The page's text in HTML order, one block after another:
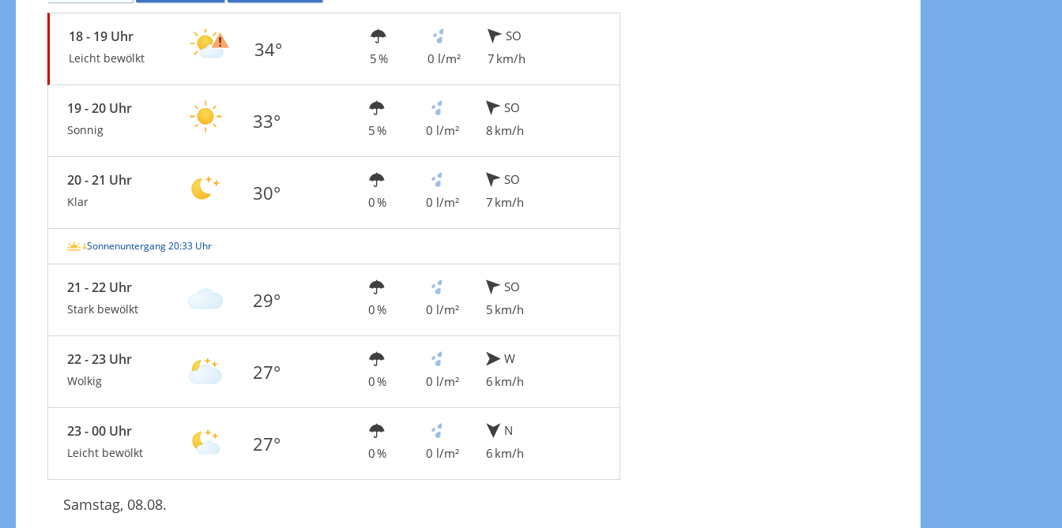
18 - 19 Uhr
Leicht bewölkt 34° 5 % 0 l/m²
SO
7 km/h
19 - 20 Uhr
Sonnig 33° 5 % 0 l/m²
SO
8 km/h
20 - 21 Uhr
Klar 30° 0 % 0 l/m²
SO
7 km/h
Sonnenuntergang 20:33 Uhr
21 - 22 Uhr
Stark bewölkt 29° 0 % 0 l/m²
SO
5 km/h
22 - 23 Uhr
Wolkig 27° 0 % 0 l/m²
W
6 km/h
23 - 00 Uhr
Leicht bewölkt 27° 0 % 0 l/m²
N
6 km/h
Samstag, 08.08.